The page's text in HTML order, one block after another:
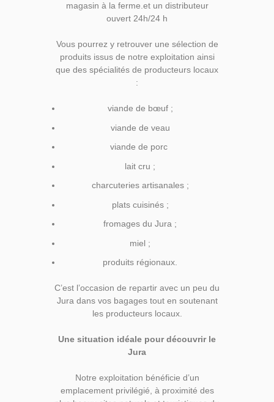
magasin à la ferme.et un distributeur
ouvert 24h/24 h
Vous pourrez y retrouver une sélection de
produits issus de notre exploitation ainsi
que des spécialités de producteurs locaux
:
viande de bœuf ;
viande de veau
viande de porc
lait cru ;
charcuteries artisanales ;
plats cuisinés ;
fromages du Jura ;
miel ;
produits régionaux.
C’est l’occasion de repartir avec un peu du
Jura dans vos bagages tout en soutenant
les producteurs locaux.
Une situation idéale pour découvrir le
Jura
Notre exploitation bénéficie d’un
emplacement privilégié, à proximité des